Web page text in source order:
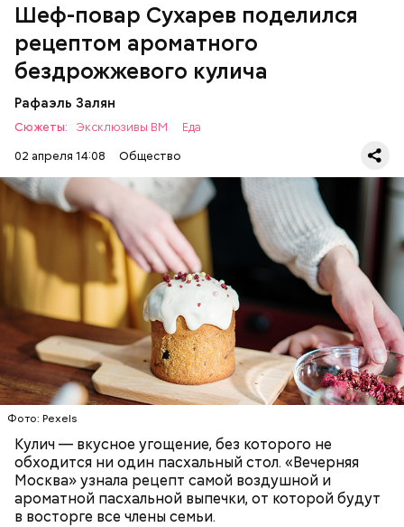
Шеф-повар Сухарев поделился
рецептом ароматного
бездрожжевого кулича
Рафаэль Залян
Сюжеты: Эксклюзивы ВМ
Еда
02 апреля 14:08
Общество
Фото: Pexels
Кулич — вкусное угощение, без которого не
обходится ни один пасхальный стол. «Вечерняя
Москва» узнала рецепт самой воздушной и
ароматной пасхальной выпечки, от которой будут
в восторге все члены семьи.
Первый необычный рецепт кулича несколько
отличается от классической рецептуры, так как
содержит нестандартную начинку:
ПРАЗДНИКИ РЕЦЕПТЫ ПАСХА